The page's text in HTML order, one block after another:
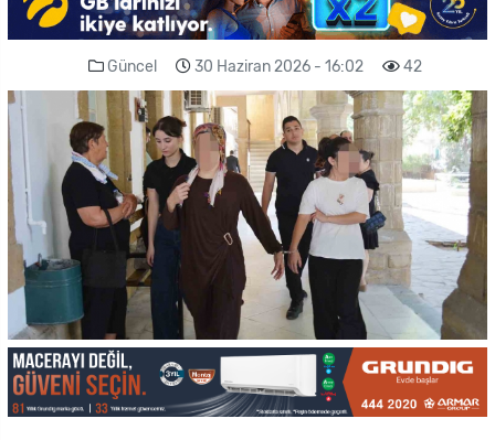
Güncel 30 Haziran 2026 - 16:02 42